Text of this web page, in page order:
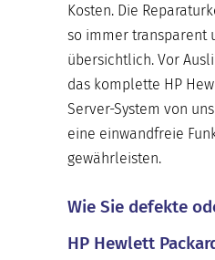
Kosten. Die
so immer transparent
übersichtlich. Vor
das komplette HP
Server-System von
eine einwandfreie
gewährleisten.
Wie Sie defekte
HP Hewlett